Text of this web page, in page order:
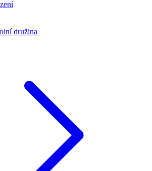
družina